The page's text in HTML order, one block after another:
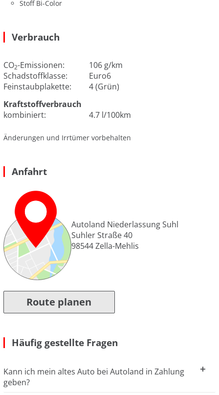
Stoff Bi-Color
Verbrauch
CO2-Emissionen:
106 g/km
Schadstoffklasse:
Euro6
Feinstaubplakette:
4 (Grün)
Kraftstoffverbrauch
kombiniert:
4.7 l/100km
Änderungen und Irrtümer vorbehalten
Anfahrt
Autoland Niederlassung Suhl
Suhler Straße 40
98544Zella-Mehlis
Route planen
Häufig gestellte Fragen
Kann ich mein altes Auto bei Autoland in Zahlung
geben?